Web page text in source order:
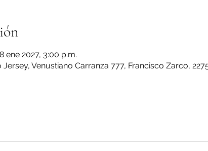
ene 2027, 3:00 p.m.
Venustiano Carranza 777, Francisco Zarco,